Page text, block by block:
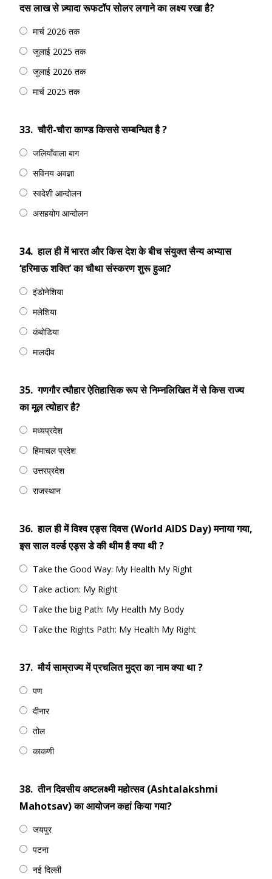
दस लाख से ज़्यादा रूफटॉप सोलर लगाने का लक्ष्य रखा है?
मार्च 2026 तक
जुलाई 2025 तक
जुलाई 2026 तक
मार्च 2025 तक
33. चौरी-चौरा काण्ड किससे सम्बन्धित है ?
जलियाँवाला बाग
सविनय अवज्ञा
स्वदेशी आन्दोलन
असहयोग आन्दोलन
34. हाल ही में भारत और किस देश के बीच संयुक्त सैन्य अभ्यास
‘हरिमाऊ शक्ति’ का चौथा संस्करण शुरू हुआ?
इंडोनेशिया
मलेशिया
कंबोडिया
मालदीव
35. गणगौर त्यौहार ऐतिहासिक रूप से निम्नलिखित में से किस राज्य
का मूल त्योहार है?
मध्यप्रदेश
हिमाचल प्रदेश
उत्तरप्रदेश
राजस्थान
36. हाल ही में विश्व एड्स दिवस (World AIDS Day) मनाया गया,
इस साल वर्ल्‍ड एड्स डे की थीम है क्या थी ?
Take the Good Way: My Health My Right
Take action: My Right
Take the big Path: My Health My Body
Take the Rights Path: My Health My Right
37. मौर्य साम्राज्य में प्रचलित मुद्रा का नाम क्या था ?
पण
दीनार
तोल
काकणी
38. तीन दिवसीय अष्टलक्ष्मी महोत्सव (Ashtalakshmi
Mahotsav) का आयोजन कहां किया गया?
जयपुर
पटना
नई दिल्ली